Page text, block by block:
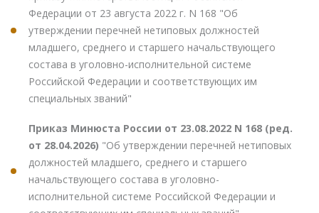
Федерации от 23 августа 2022 г. N 168 "Об
утверждении перечней нетиповых должностей
младшего, среднего и старшего начальствующего
состава в уголовно-исполнительной системе
Российской Федерации и соответствующих им
специальных званий"
Приказ Минюста России от 23.08.2022 N 168 (ред.
от 28.04.2026) "Об утверждении перечней нетиповых
должностей младшего, среднего и старшего
начальствующего состава в уголовно-
исполнительной системе Российской Федерации и